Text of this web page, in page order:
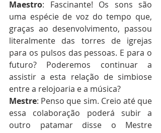
Maestro: Fascinante! Os sons são
uma espécie de voz do tempo que,
graças ao desenvolvimento, passou
literalmente das torres de igrejas
para os pulsos das pessoas. E para o
futuro? Poderemos continuar a
assistir a esta relação de simbiose
entre a relojoaria e a música?
Mestre: Penso que sim. Creio até que
essa colaboração poderá subir a
outro patamar disse o Mestre